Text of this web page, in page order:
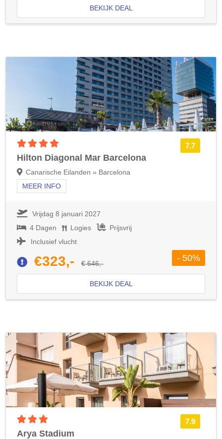
BEKIJK DEAL
7.7
Hilton Diagonal Mar Barcelona
Canarische Eilanden » Barcelona
MEER INFO
Vrijdag 8 januari 2027
4 Dagen
Logies
Prijsvrij
Inclusief vlucht
€323,- € 646,-
- 50%
BEKIJK DEAL
7.9
Arya Stadium